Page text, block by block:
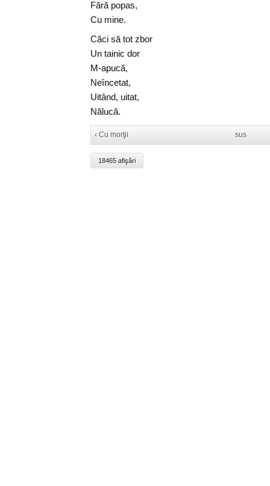
Fără popas,
Cu mine.
Căci să tot zbor
Un tainic dor
M-apucă,
Neîncetat,
Uitând, uitat,
Nălucă.
‹ Cu morţii sus
18465 afişări